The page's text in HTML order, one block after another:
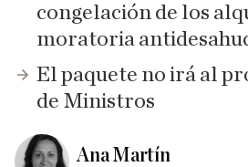
congelación de los
moratoria
El paquete no irá al
de Ministros
Ana Martín